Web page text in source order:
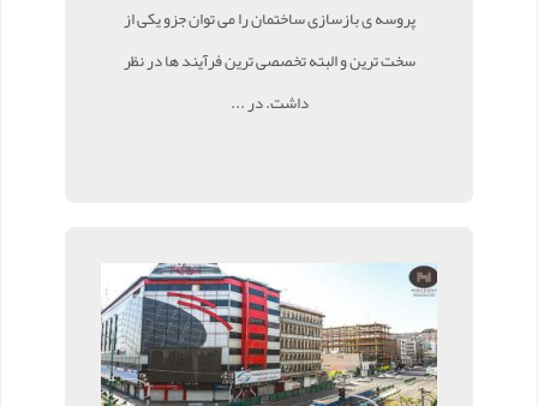
پروسه ی بازسازی ساختمان را می توان جزو یکی از
سخت ترین و البته تخصصی ترین فرآیند ها در نظر
داشت. در ...